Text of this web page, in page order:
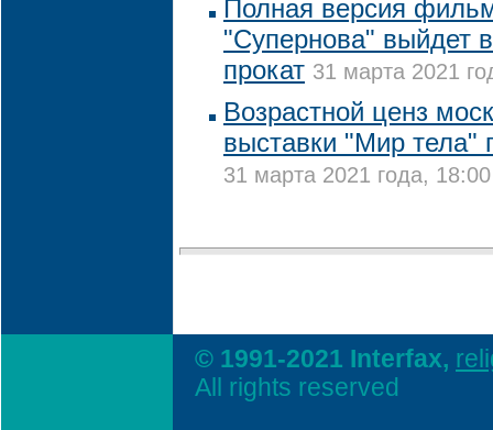
Полная версия
"Супернова" выйдет
прокат 31 марта 2021
Возрастной ценз
выставки "Мир тела"
31 марта 2021 года, 18:00
© 1991-2021 Interfax,
All rights reserved